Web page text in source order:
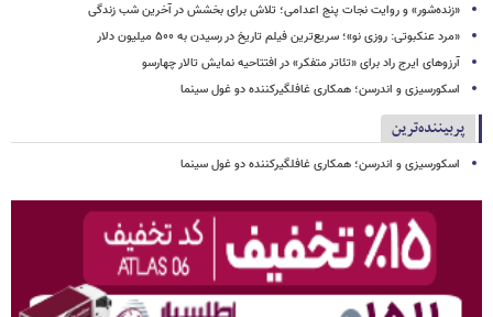
«زنده‌شور» و روایت نجات پنج اعدامی؛ تلاش برای بخشش در آخرین شب زندگی
«مرد عنکبوتی: روزی نو»؛ سریع‌ترین فیلم تاریخ در رسیدن به ۵۰۰ میلیون دلار
آرزوهای ایرج راد برای «تئاتر متفکر» در افتتاحیه نمایش تالار چهارسو
اسکورسیزی و اندرسن؛ همکاری غافلگیرکننده دو غول سینما
پربیننده‌ترین
اسکورسیزی و اندرسن؛ همکاری غافلگیرکننده دو غول سینما